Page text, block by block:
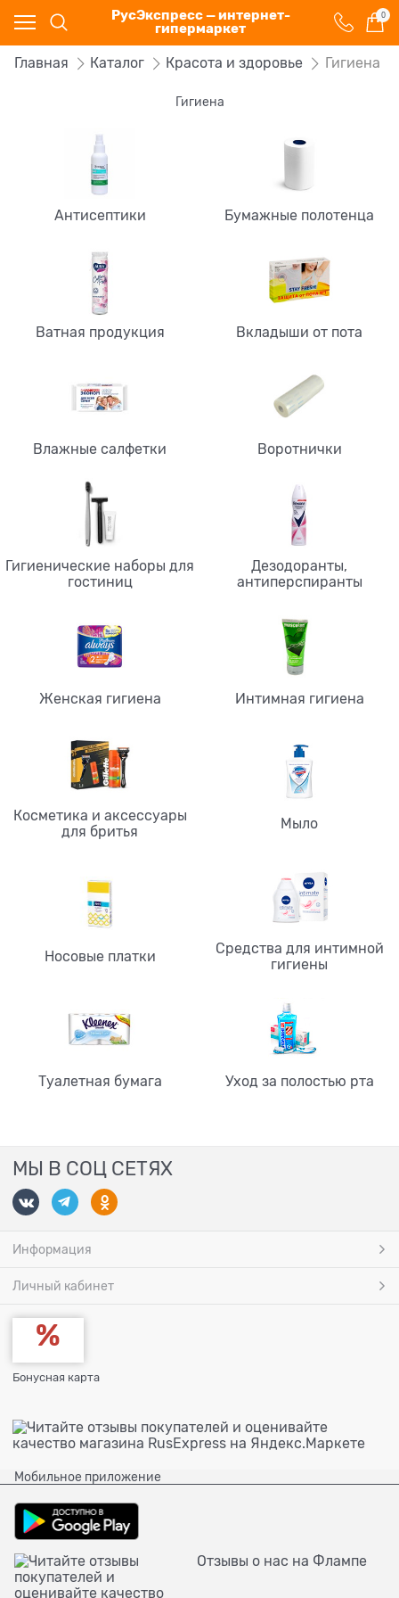
РусЭкспресс — интернет-
гипермаркет
0
Главная Каталог Красота и здоровье Гигиена
Гигиена
Антисептики Бумажные полотенца
Ватная продукция Вкладыши от пота
Влажные салфетки Воротнички
Гигиенические наборы для
гостиниц
Дезодоранты,
антиперспиранты
Женская гигиена Интимная гигиена
Косметика и аксессуары
для бритья
Мыло
Носовые платки
Средства для интимной
гигиены
Туалетная бумага Уход за полостью рта
МЫ В СОЦ СЕТЯХ
Информация
Личный кабинет
Бонусная карта
Мобильное приложение
Отзывы о нас на Флампе